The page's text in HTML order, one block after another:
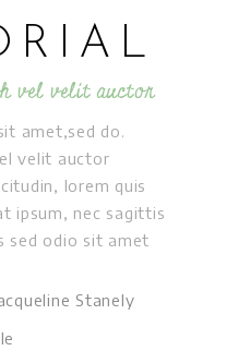
vel velit auctor
amet,sed do.
velit auctor
lorem quis
ipsum, nec sagittis
sed odio sit amet
Stanely